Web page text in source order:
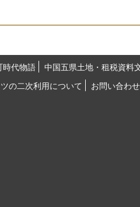
時代物語
中国五県土地・租税資料
の二次利用について
お問い合わせ